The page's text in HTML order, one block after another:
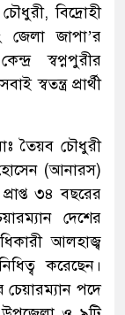
বিদ্রোহী
জেলা জাপা’র
স্বপ্নপুরীর
স্বতন্ত্র প্রার্থী
তৈয়ব চৌধুরী
(আনারস)
প্রাপ্ত ৩৪ বছরের
দেশের
আলহাজ্ব
করেছেন।
পদে